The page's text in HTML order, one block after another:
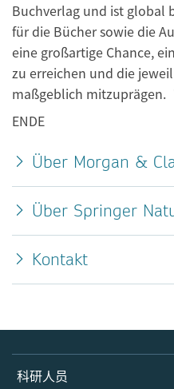
Buchverlag und ist global
für die Bücher sowie die
eine großartige Chance,
zu erreichen und die
maßgeblich
ENDE
Über Morgan &
Über Springer
Kontakt
科研人员